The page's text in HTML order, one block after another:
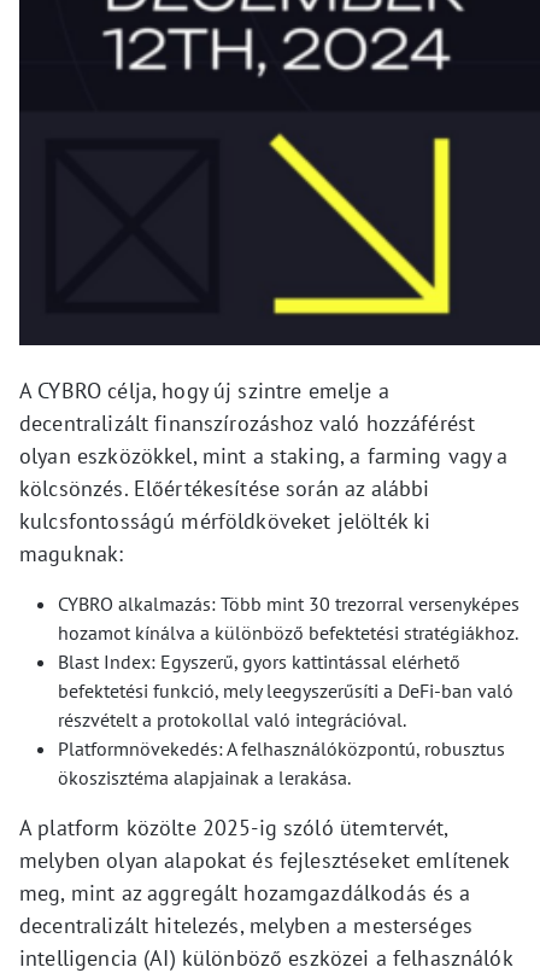
A CYBRO célja, hogy új szintre emelje a
decentralizált finanszírozáshoz való hozzáférést
olyan eszközökkel, mint a staking, a farming vagy a
kölcsönzés. Előértékesítése során az alábbi
kulcsfontosságú mérföldköveket jelölték ki
maguknak:
CYBRO alkalmazás: Több mint 30 trezorral versenyképes
hozamot kínálva a különböző befektetési stratégiákhoz.
Blast Index: Egyszerű, gyors kattintással elérhető
befektetési funkció, mely leegyszerűsíti a DeFi-ban való
részvételt a protokollal való integrációval.
Platformnövekedés: A felhasználóközpontú, robusztus
ökoszisztéma alapjainak a lerakása.
A platform közölte 2025-ig szóló ütemtervét,
melyben olyan alapokat és fejlesztéseket említenek
meg, mint az aggregált hozamgazdálkodás és a
decentralizált hitelezés, melyben a mesterséges
intelligencia (AI) különböző eszközei a felhasználók